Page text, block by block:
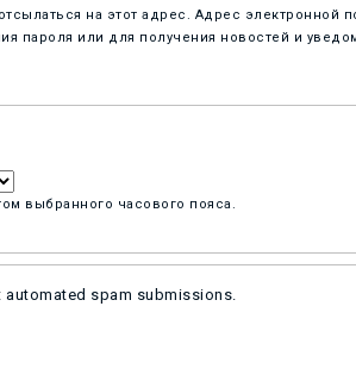
на этот адрес. Адрес электронной
пароля или для получения новостей и
выбранного часового пояса.
spam submissions.